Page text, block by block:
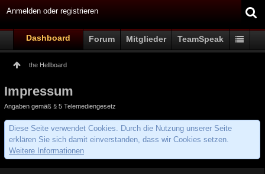
Anmelden oder registrieren
Dashboard Forum Mitglieder TeamSpeak
the Hellboard
Impressum
Angaben gemäß § 5 Telemediengesetz
Diese Seite verwendet Cookies. Durch die Nutzung unserer Seite
erklären Sie sich damit einverstanden, dass wir Cookies setzen.
Weitere Informationen